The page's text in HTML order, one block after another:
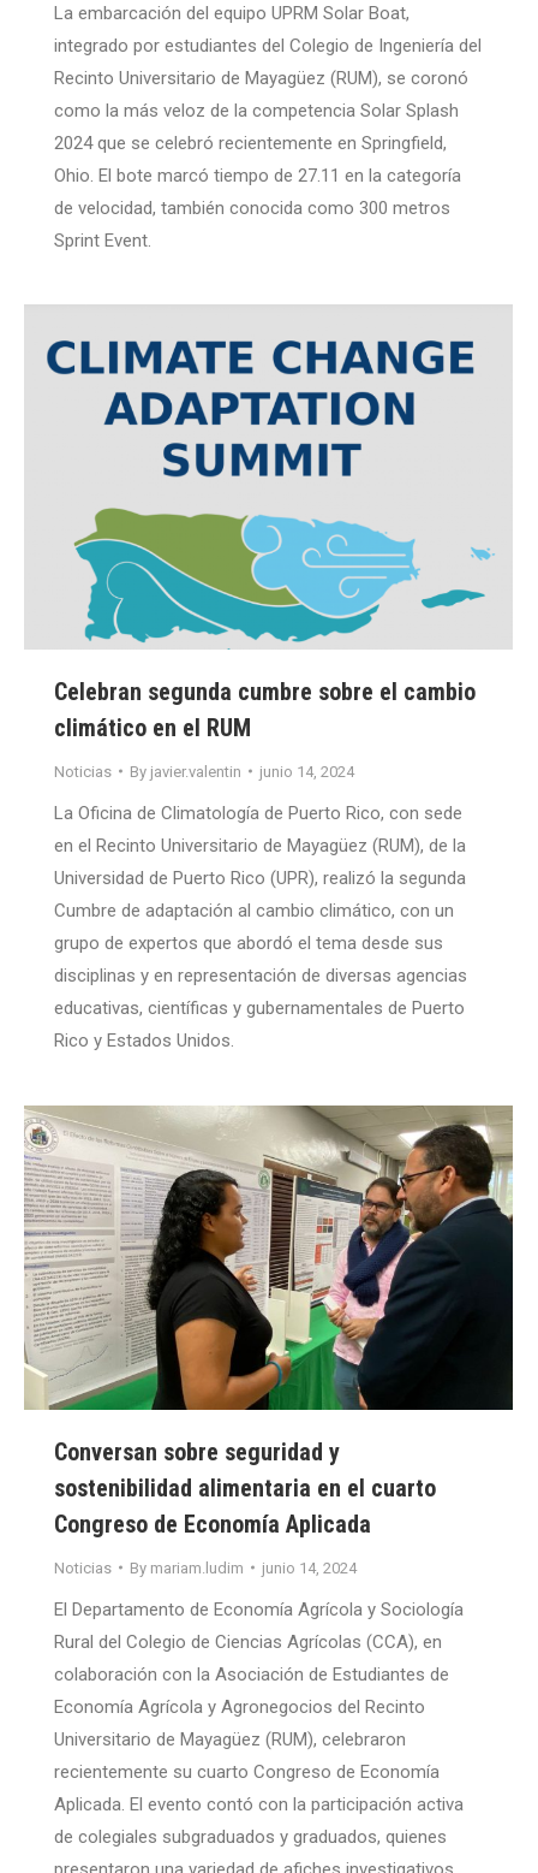
La embarcación del equipo UPRM Solar Boat,
integrado por estudiantes del Colegio de Ingeniería del
Recinto Universitario de Mayagüez (RUM), se coronó
como la más veloz de la competencia Solar Splash
2024 que se celebró recientemente en Springfield,
Ohio. El bote marcó tiempo de 27.11 en la categoría
de velocidad, también conocida como 300 metros
Sprint Event.
Celebran segunda cumbre sobre el cambio
climático en el RUM
Noticias By javier.valentin junio 14, 2024
La Oficina de Climatología de Puerto Rico, con sede
en el Recinto Universitario de Mayagüez (RUM), de la
Universidad de Puerto Rico (UPR), realizó la segunda
Cumbre de adaptación al cambio climático, con un
grupo de expertos que abordó el tema desde sus
disciplinas y en representación de diversas agencias
educativas, científicas y gubernamentales de Puerto
Rico y Estados Unidos.
Conversan sobre seguridad y
sostenibilidad alimentaria en el cuarto
Congreso de Economía Aplicada
Noticias By mariam.ludim junio 14, 2024
El Departamento de Economía Agrícola y Sociología
Rural del Colegio de Ciencias Agrícolas (CCA), en
colaboración con la Asociación de Estudiantes de
Economía Agrícola y Agronegocios del Recinto
Universitario de Mayagüez (RUM), celebraron
recientemente su cuarto Congreso de Economía
Aplicada. El evento contó con la participación activa
de colegiales subgraduados y graduados, quienes